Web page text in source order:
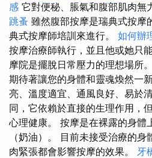
感 它對便秘、脹氣和腹部肌肉無
跳蚤 雖然腹部按摩是瑞典式按摩
典式按摩師培訓來進行。 如何辦
按摩治療師執行，並且他或她只
摩院是擺脫日常壓力的理想場所
期待著讓您的身體和靈魂煥然一
亮、溫度適宜、通風良好、易於
同，它依賴於直接的生理作用，
心理健康。 按摩是在裸露的身體
（奶油）。 目前未接受治療的
肉緊張都會影響按摩的效果。 牙